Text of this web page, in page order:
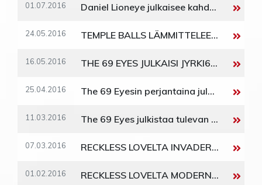
01.07.2016 Daniel Lioneye julkaisee kahdeksan vuoden tauon jälkeen uuden albumin nimeltään VOL III
24.05.2016 TEMPLE BALLS LÄMMITTELEE QUEENIA JA ADAM LAMBERTIA
16.05.2016 THE 69 EYES JULKAISI JYRKI69:N KUVAAMAN JA OHJAAMAN VIDEON
25.04.2016 The 69 Eyesin perjantaina julkaistu Universal Monsters komeilee maineikkaan saksalaislehti Orkuksen kuukauden levynä
11.03.2016 The 69 Eyes julkistaa tulevan Universal Monsters -kiertueensa sekä uusimman jakson dokumenttisarjastaan
07.03.2016 RECKLESS LOVELTA INVADER-ALBUMI 4. MAALISKUUTA
01.02.2016 RECKLESS LOVELTA MODERNIA NAISKAUNETTA RUOTIVA MONSTER-SINGLE